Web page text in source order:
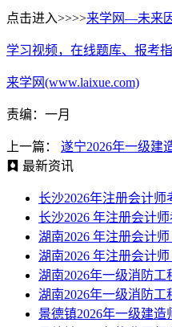
点击进入>>>>来学网—未来
学习视频，在线题库、报考
来学网(www.laixue.com)
责编：一月
上一篇：
遂宁2026年一级建
最新资讯
长沙2026年注册会计
长沙2026 年注册会计
湖南2026 年注册会计
湖南2026 年注册会计
湖南2026年一级消防工
湖南2026年一级消防工
景德镇2026年一级建造